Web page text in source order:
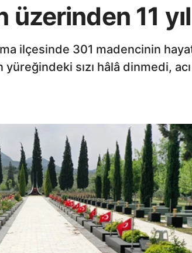
üzerinden 11
ilçesinde 301 madencinin
yüreğindeki sızı hâlâ dinmedi,